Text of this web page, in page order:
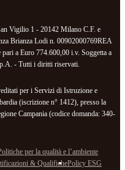
Vigilio 1 - 20142 Milano C.F. e
Brianza Lodi n. 00902000769REA
a Euro 774.600,00 i.v. Soggetta a
- Tutti i diritti riservati.
per i Servizi di Istruzione e
(iscrizione n° 1412), presso la
Campania (codice domanda: 340-
per la qualità e l’ambiente
& QualifichePolicy ESG